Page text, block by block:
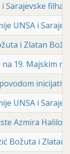
Sarajevske
UNSA i
i Zlatan
19. Majskim
UNSA i
Azmira
Božuta i Zlatan